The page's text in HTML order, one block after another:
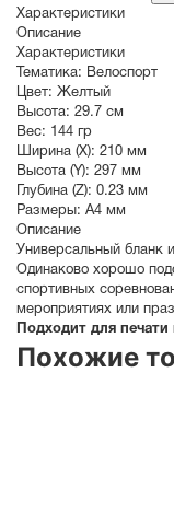
Характеристики
Описание
Характеристики
Тематика: Велоспорт
Цвет: Желтый
Высота: 29.7 см
Вес: 144 гр
Ширина (X): 210 мм
Высота (Y): 297 мм
Глубина (Z): 0.23 мм
Размеры: A4 мм
Описание
Универсальный бланк
Одинаково хорошо
спортивных
мероприятиях или
Подходит для
Похожие